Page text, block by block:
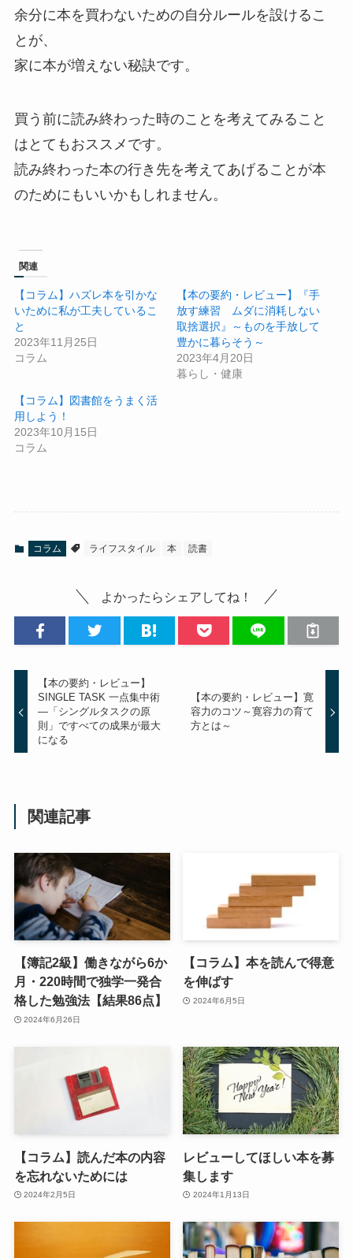
余分に本を買わないための自分ルールを設けるこ
とが、
家に本が増えない秘訣です。
買う前に読み終わった時のことを考えてみること
はとてもおススメです。
読み終わった本の行き先を考えてあげることが本
のためにもいいかもしれません。
関連
【コラム】ハズレ本を引かな
いために私が工夫しているこ
と
2023年11月25日
コラム
【本の要約・レビュー】『手
放す練習 ムダに消耗しない
取捨選択』～ものを手放して
豊かに暮らそう～
2023年4月20日
暮らし・健康
【コラム】図書館をうまく活
用しよう！
2023年10月15日
コラム
コラム ライフスタイル 本 読書
よかったらシェアしてね！
【本の要約・レビュー】
SINGLE TASK 一点集中術
―「シングルタスクの原
則」ですべての成果が最大
になる
【本の要約・レビュー】寛
容力のコツ～寛容力の育て
方とは～
関連記事
【簿記2級】働きながら6か
月・220時間で独学一発合
格した勉強法【結果86点】
2024年6月26日
【コラム】本を読んで得意
を伸ばす
2024年6月5日
【コラム】読んだ本の内容
を忘れないためには
2024年2月5日
レビューしてほしい本を募
集します
2024年1月13日